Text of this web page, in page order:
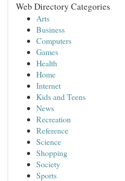
Web Directory Categories
Arts
Business
Computers
Games
Health
Home
Internet
Kids and Teens
News
Recreation
Reference
Science
Shopping
Society
Sports